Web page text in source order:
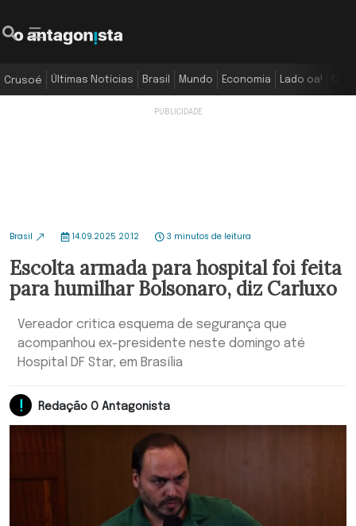
Crusoé Últimas Notícias Brasil Mundo Economia Lado oa!
Brasil 14.09.2025 20:12 3 minutos de leitura
Escolta armada para hospital foi feita
para humilhar Bolsonaro, diz Carluxo
Vereador critica esquema de segurança que
acompanhou ex-presidente neste domingo até
Hospital DF Star, em Brasília
Redação O Antagonista